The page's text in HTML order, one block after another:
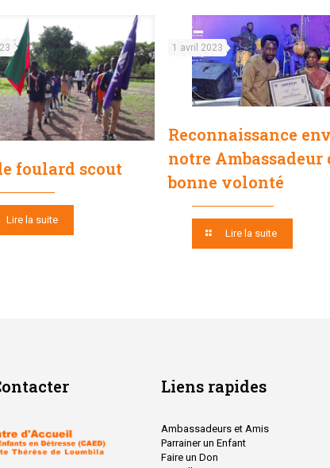
foulard scout
Lire la suite
1 avril 2023
Reconnaissance
notre Ambassadeur
bonne volonté
Lire la suite
Liens rapides
Ambassadeurs et Amis
Parrainer un Enfant
Faire un Don